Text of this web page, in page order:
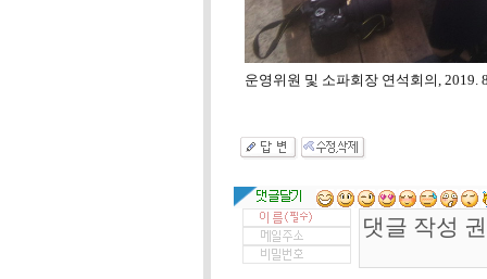
운영위원 및 소파회장 연석회의, 2019.